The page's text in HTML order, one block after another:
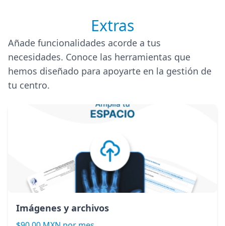
Extras
Añade funcionalidades acorde a tus
necesidades. Conoce las herramientas que
hemos diseñado para apoyarte en la gestión de
tu centro.
Imágenes y archivos